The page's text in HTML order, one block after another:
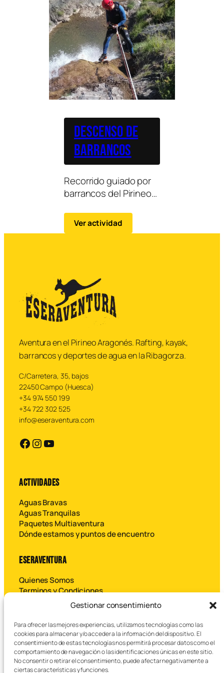
Gestionar consentimiento
Para ofrecer las mejores experiencias, utilizamos tecnologías como las
cookies para almacenar y/o acceder a la información del dispositivo. El
consentimiento de estas tecnologías nos permitirá procesar datos como el
comportamiento de navegación o las identificaciones únicas en este sitio.
No consentir o retirar el consentimiento, puede afectar negativamente a
ciertas características y funciones.
Descenso de
barrancos
Recorrido guiado por
barrancos del Pirineo
toboganes naturales y
progresión acuática en
Ver actividad
Aventura en el Pirineo Aragonés. Rafting, kayak,
barrancos y deportes de agua en la Ribagorza.
C/Carretera, 35, bajos
22450 Campo (Huesca)
+34 974 550 199
+34 722 302 525
info@eseraventura.com
https://facebook.com https://instagram.com YouTube
ACTIVIDADES
Aguas Bravas
Aguas Tranquilas
Paquetes Multiaventura
Dónde estamos y puntos de encuentro
ESERAVENTURA
Quienes Somos
Terminos y Condiciones
B
u
s
c
a